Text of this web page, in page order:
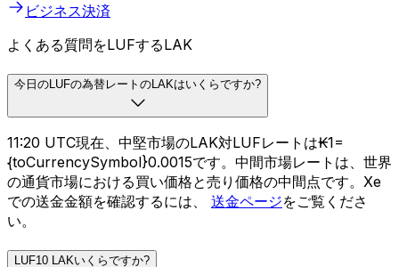
ビジネス決済
よくある質問をLUFするLAK
今日のLUFの為替レートのLAKはいくらですか?
11:20 UTC現在、中堅市場のLAK対LUFレートは₭1=
{toCurrencySymbol}0.0015です。中間市場レートは、世界
の通貨市場における買い価格と売り価格の中間点です。Xe
での送金金額を確認するには、 送金ページをご覧くださ
い。
LUF10 LAKいくらですか?